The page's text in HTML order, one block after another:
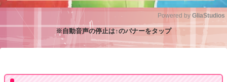
u
Powered by GliaStudios
※自動音声の停止は↑のバナーをタップ